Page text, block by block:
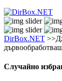
DirBox.NET
Случайно